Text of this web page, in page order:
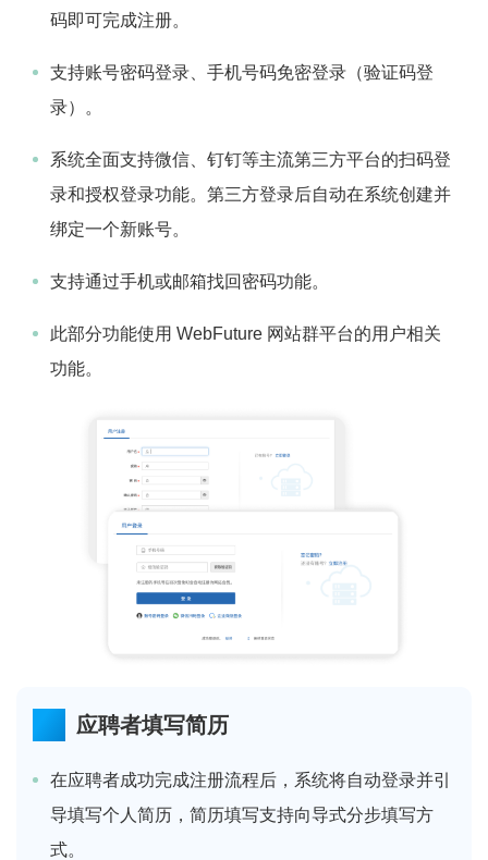
码即可完成注册。
支持账号密码登录、手机号码免密登录（验证码登
录）。
系统全面支持微信、钉钉等主流第三方平台的扫码登
录和授权登录功能。第三方登录后自动在系统创建并
绑定一个新账号。
支持通过手机或邮箱找回密码功能。
此部分功能使用 WebFuture 网站群平台的用户相关
功能。
应聘者填写简历
在应聘者成功完成注册流程后，系统将自动登录并引
导填写个人简历，简历填写支持向导式分步填写方
式。